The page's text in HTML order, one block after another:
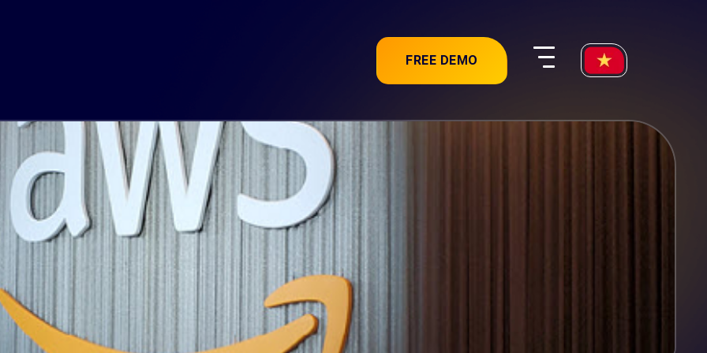
FREE DEMO